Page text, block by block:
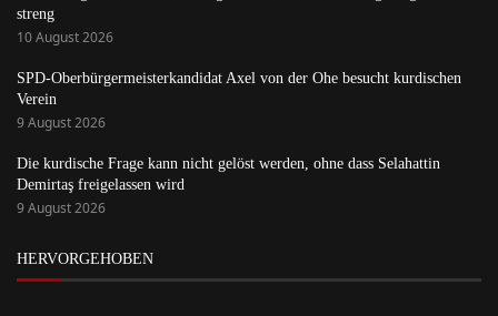
streng
10 August 2026
SPD-Oberbürgermeisterkandidat Axel von der Ohe besucht kurdischen
Verein
9 August 2026
Die kurdische Frage kann nicht gelöst werden, ohne dass Selahattin
Demirtaş freigelassen wird
9 August 2026
HERVORGEHOBEN